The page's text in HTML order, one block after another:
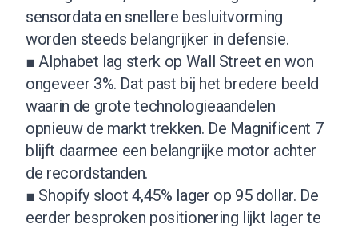
sensordata en snellere besluitvorming
worden steeds belangrijker in defensie.
■ Alphabet lag sterk op Wall Street en won
ongeveer 3%. Dat past bij het bredere beeld
waarin de grote technologieaandelen
opnieuw de markt trekken. De Magnificent 7
blijft daarmee een belangrijke motor achter
de recordstanden.
■ Shopify sloot 4,45% lager op 95 dollar. De
eerder besproken positionering lijkt lager te